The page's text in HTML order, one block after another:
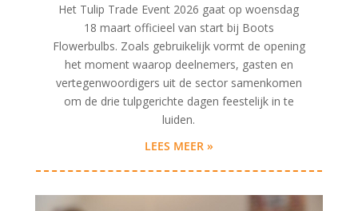
Het Tulip Trade Event 2026 gaat op woensdag
18 maart officieel van start bij Boots
Flowerbulbs. Zoals gebruikelijk vormt de opening
het moment waarop deelnemers, gasten en
vertegenwoordigers uit de sector samenkomen
om de drie tulpgerichte dagen feestelijk in te
luiden.
LEES MEER »